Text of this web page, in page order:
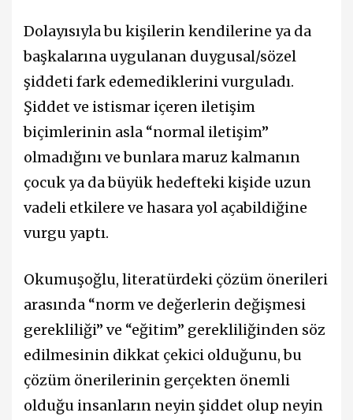
Dolayısıyla bu kişilerin kendilerine ya da
başkalarına uygulanan duygusal/sözel
şiddeti fark edemediklerini vurguladı.
Şiddet ve istismar içeren iletişim
biçimlerinin asla “normal iletişim”
olmadığını ve bunlara maruz kalmanın
çocuk ya da büyük hedefteki kişide uzun
vadeli etkilere ve hasara yol açabildiğine
vurgu yaptı.
Okumuşoğlu, literatürdeki çözüm önerileri
arasında “norm ve değerlerin değişmesi
gerekliliği” ve “eğitim” gerekliliğinden söz
edilmesinin dikkat çekici olduğunu, bu
çözüm önerilerinin gerçekten önemli
olduğu insanların neyin şiddet olup neyin